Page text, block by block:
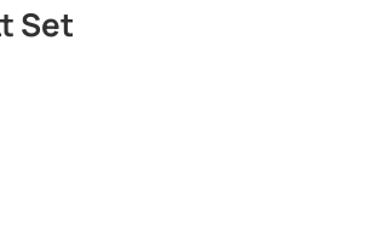
Set